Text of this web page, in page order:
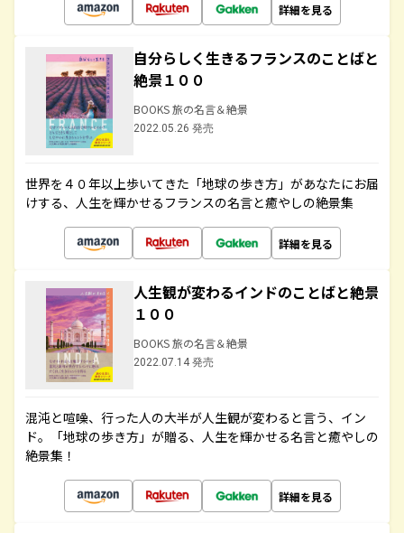
詳細を見る
自分らしく生きるフランスのことばと
絶景１００
BOOKS 旅の名言＆絶景
2022.05.26 発売
世界を４０年以上歩いてきた「地球の歩き方」があなたにお届
けする、人生を輝かせるフランスの名言と癒やしの絶景集
詳細を見る
人生観が変わるインドのことばと絶景
１００
BOOKS 旅の名言＆絶景
2022.07.14 発売
混沌と喧噪、行った人の大半が人生観が変わると言う、イン
ド。「地球の歩き方」が贈る、人生を輝かせる名言と癒やしの
絶景集！
詳細を見る